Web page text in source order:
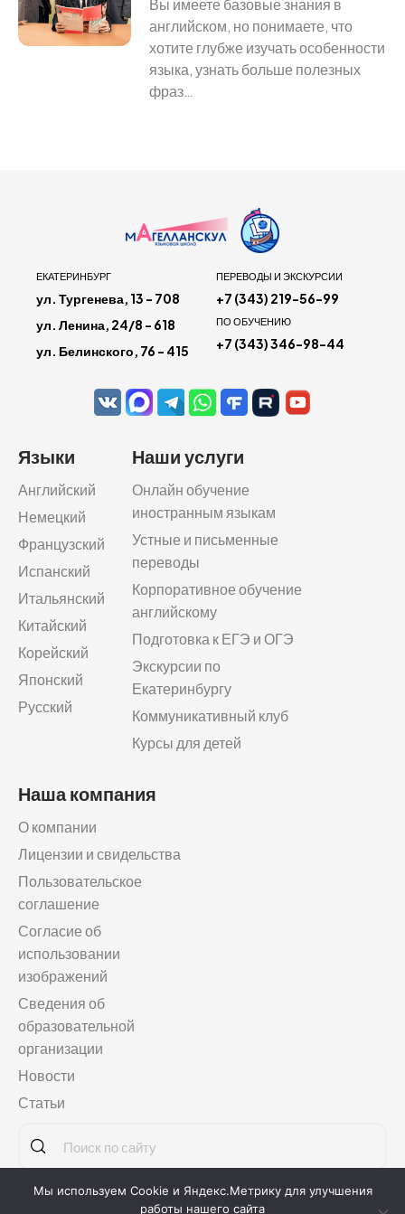
Вы имеете базовые знания в
английском, но понимаете, что
хотите глубже изучать особенности
языка, узнать больше полезных
фраз…
ЕКАТЕРИНБУРГ
ул. Тургенева, 13 - 708
ул. Ленина, 24/8 - 618
ул. Белинского, 76 - 415
ПЕРЕВОДЫ И ЭКСКУРСИИ
+7 (343) 219-56-99
ПО ОБУЧЕНИЮ
+7 (343) 346-98-44
Языки
Английский
Немецкий
Французский
Испанский
Итальянский
Китайский
Корейский
Японский
Русский
Наши услуги
Онлайн обучение
иностранным языкам
Устные и письменные
переводы
Корпоративное обучение
английскому
Подготовка к ЕГЭ и ОГЭ
Экскурсии по
Екатеринбургу
Коммуникативный клуб
Курсы для детей
Наша компания
О компании
Лицензии и свидельства
Пользовательское
соглашение
Согласие об
использовании
изображений
Сведения об
образовательной
организации
Новости
Статьи
Copyright © 2011-2026Языковая школа «МАГЕЛЛАНСКУЛ»
Мы используем Cookie и Яндекс.Метрику для улучшения
работы нашего сайта